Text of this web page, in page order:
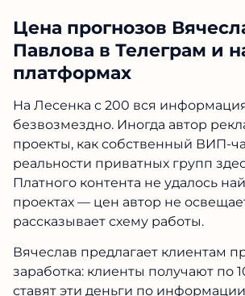
заработок от сотрудничества
вопросом.
Павлова в Телеграм и
платформах
На Лесенка с 200 вся информация
безвозмездно. Иногда автор
чужие проекты, как собственный
реальности приватных групп
Платного контента не удалось
других проектах — цен автор не
детально рассказывает схему